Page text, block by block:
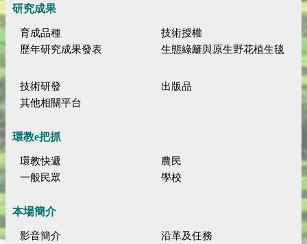
研究成果
育成品種
技術授權
歷年研究成果發表
生態綠籬與原生野花植生毯
技術研發
出版品
其他相關平台
環教e把抓
環教快遞
農民
一般民眾
學校
本場簡介
影音簡介 沿革及任務